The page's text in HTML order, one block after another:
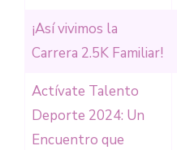
¡Así vivimos la
Carrera 2.5K Familiar!
Actívate Talento
Deporte 2024: Un
Encuentro que